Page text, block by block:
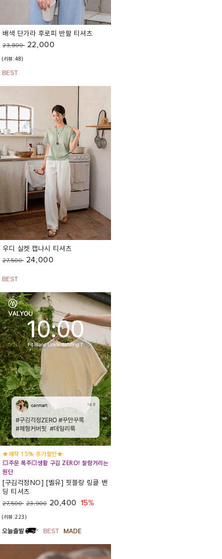
배색 단가라 후로피 반팔 티셔츠
23,800 22,000
(리뷰:48)
우디 실켓 캡나시 티셔츠
27,500 24,000
★제작 15% 추가할인★
💥주문 폭주💥생활 구김 ZERO! 찰랑거리는
원단
[구김걱정NO] [벨유] 핏블랑 링클 밴
딩 티셔츠
27,500 23,900 20,400 15%
(리뷰:223)